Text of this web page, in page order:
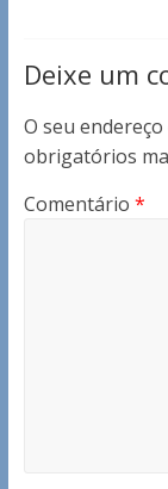
Deixe um
O seu
obrigatórios
Comentário *